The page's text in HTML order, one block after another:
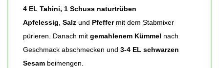
4 EL Tahini, 1 Schuss naturtrüben
Apfelessig Salz und Pfeffermit dem Stabmixer
pürieren. Danach mit gemahlenem Kümmel nach
Geschmack abschmecken und 3-4 EL schwarzen
Sesam beimengen.